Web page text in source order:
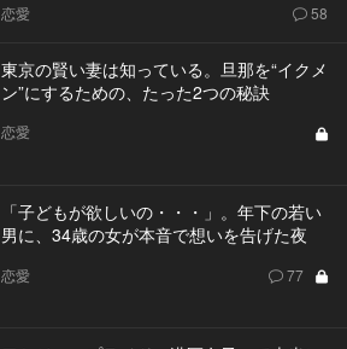
恋愛 58
東京の賢い妻は知っている。旦那を“イクメ
ン”にするための、たった2つの秘訣
恋愛
「子どもが欲しいの・・・」。年下の若い
男に、34歳の女が本音で想いを告げた夜
恋愛 77